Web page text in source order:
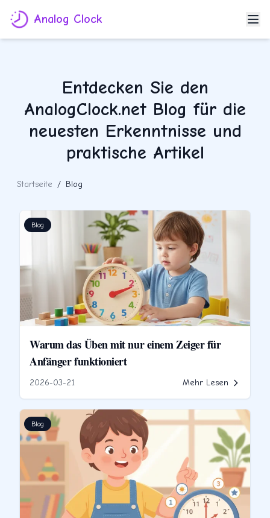
Analog Clock
Entdecken Sie den
AnalogClock.net Blog für die
neuesten Erkenntnisse und
praktische Artikel
Startseite / Blog
Blog
Warum das Üben mit nur einem Zeiger für
Anfänger funktioniert
2026-03-21 Mehr Lesen
Blog